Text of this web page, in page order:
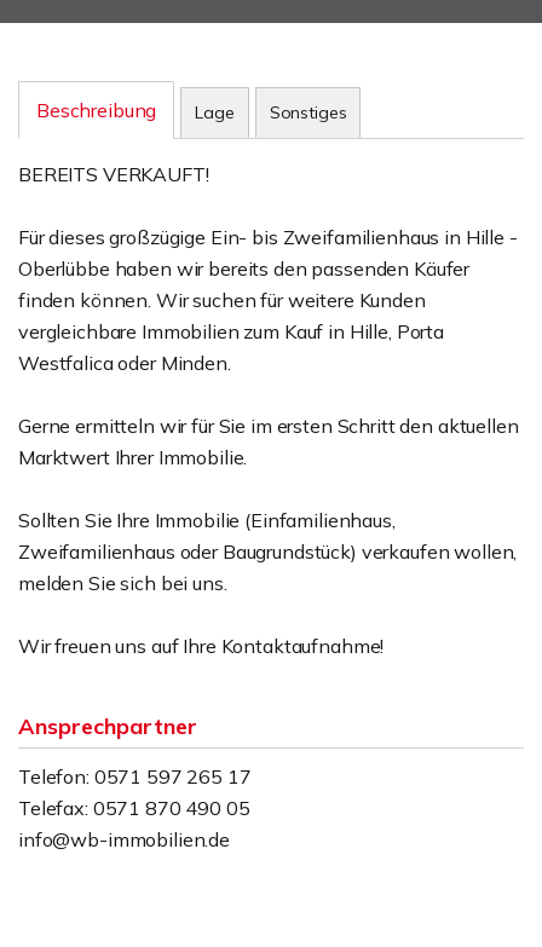
Beschreibung Lage Sonstiges
BEREITS VERKAUFT!
Für dieses großzügige Ein- bis Zweifamilienhaus in Hille -
Oberlübbe haben wir bereits den passenden Käufer
finden können. Wir suchen für weitere Kunden
vergleichbare Immobilien zum Kauf in Hille, Porta
Westfalica oder Minden.
Gerne ermitteln wir für Sie im ersten Schritt den aktuellen
Marktwert Ihrer Immobilie.
Sollten Sie Ihre Immobilie (Einfamilienhaus,
Zweifamilienhaus oder Baugrundstück) verkaufen wollen,
melden Sie sich bei uns.
Wir freuen uns auf Ihre Kontaktaufnahme!
Ansprechpartner
Telefon: 0571 597 265 17
Telefax: 0571 870 490 05
info@wb-immobilien.de